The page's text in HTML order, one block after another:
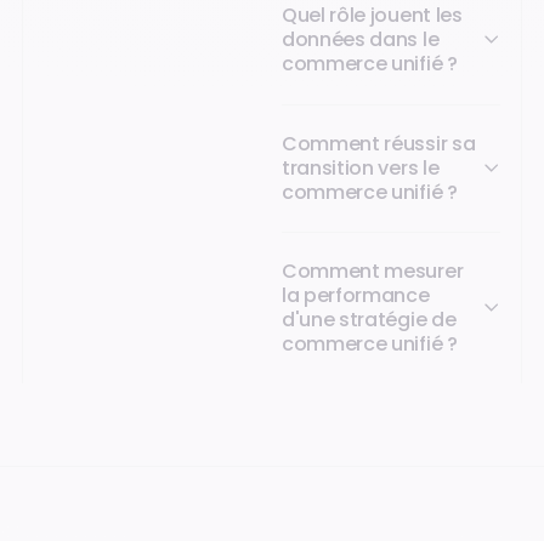
Quel rôle jouent les
données dans le
commerce unifié ?
Comment réussir sa
transition vers le
commerce unifié ?
Comment mesurer
la performance
d'une stratégie de
commerce unifié ?